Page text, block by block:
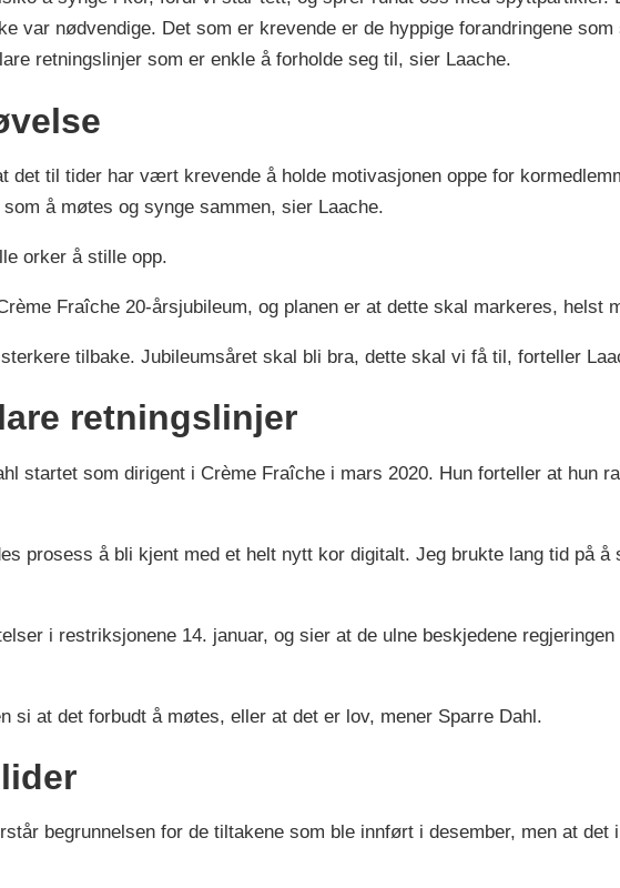
var nødvendige. Det som er krevende er de hyppige forandringene
retningslinjer som er enkle å forholde seg til, sier Laache.
det til tider har vært krevende å holde motivasjonen oppe for
å møtes og synge sammen, sier Laache.
orker å stille opp.
Fraîche 20-årsjubileum, og planen er at dette skal markeres, helst
tilbake. Jubileumsåret skal bli bra, dette skal vi få til, forteller
retningslinjer
startet som dirigent i Crème Fraîche i mars 2020. Hun forteller at hun
prosess å bli kjent med et helt nytt kor digitalt. Jeg brukte lang tid på
i restriksjonene 14. januar, og sier at de ulne beskjedene
si at det forbudt å møtes, eller at det er lov, mener Sparre Dahl.
begrunnelsen for de tiltakene som ble innført i desember, men at